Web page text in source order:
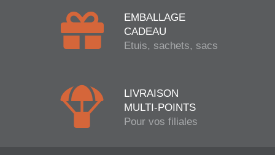
EMBALLAGE
CADEAU
Etuis, sachets, sacs
LIVRAISON
MULTI-POINTS
Pour vos filiales